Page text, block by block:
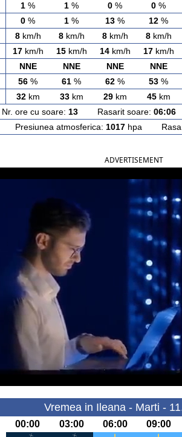
1 % 1 % 0 % 0 %
0 % 1 % 13 % 12 %
8km/h 8km/h 8km/h 8km/h
17km/h 15km/h 14km/h 17km/h
NNE NNE NNE NNE
56 % 61 % 62 % 53 %
32km 33km 29km 45km
Nr. ore cu soare: 13Rasarit soare: 06:06
Presiunea atmosferica: 1017 hpa
ADVERTISEMENT
Vremea in Ileana - Marti -
00:00 03:00 06:00 09:00